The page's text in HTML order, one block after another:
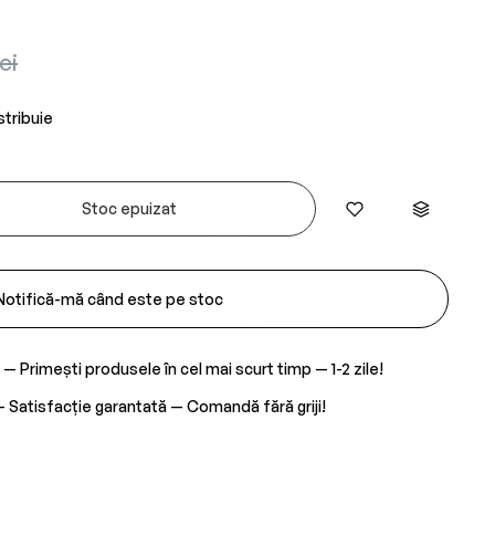
Stoc epuizat
mă când este pe stoc
— Primești produsele în cel mai scurt timp — 1-2 zile!
Satisfacție garantată — Comandă fără griji!